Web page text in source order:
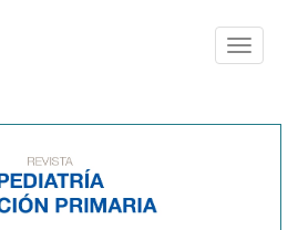
Mostrar
menú